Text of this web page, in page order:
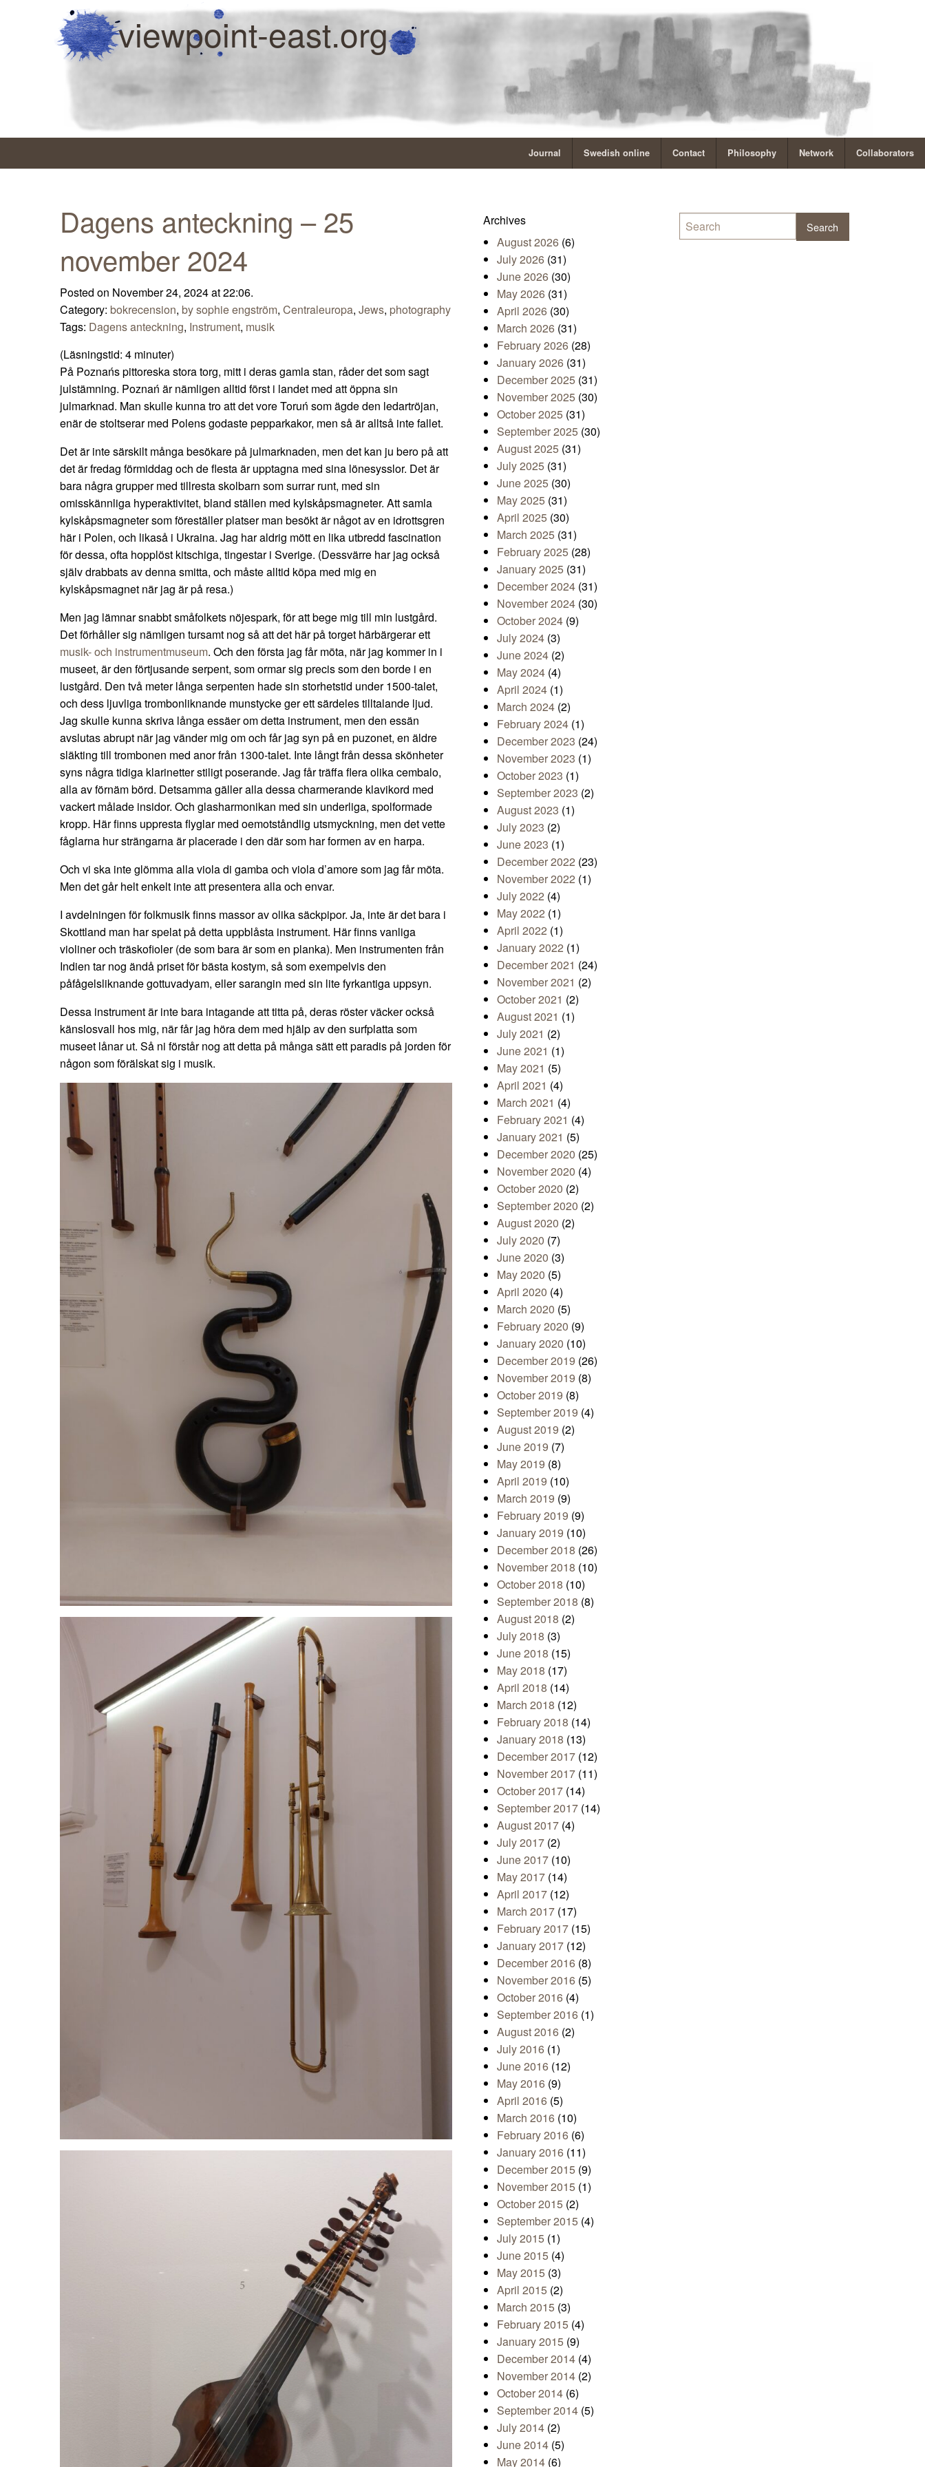
viewpoint-east.org
Journal Swedish online Contact Philosophy Network Collaborators
Dagens anteckning – 25
november 2024
Posted on November 24, 2024 at 22:06.
Category: bokrecension, by sophie engström, Centraleuropa, Jews, photography
Tags: Dagens anteckning, Instrument, musik
(Läsningstid: 4 minuter)
På Poznańs pittoreska stora torg, mitt i deras gamla stan, råder det som sagt
julstämning. Poznań är nämligen alltid först i landet med att öppna sin
julmarknad. Man skulle kunna tro att det vore Toruń som ägde den ledartröjan,
enär de stoltserar med Polens godaste pepparkakor, men så är alltså inte fallet.
Det är inte särskilt många besökare på julmarknaden, men det kan ju bero på att
det är fredag förmiddag och de flesta är upptagna med sina lönesysslor. Det är
bara några grupper med tillresta skolbarn som surrar runt, med sin
omisskännliga hyperaktivitet, bland ställen med kylskåpsmagneter. Att samla
kylskåpsmagneter som föreställer platser man besökt är något av en idrottsgren
här i Polen, och likaså i Ukraina. Jag har aldrig mött en lika utbredd fascination
för dessa, ofta hopplöst kitschiga, tingestar i Sverige. (Dessvärre har jag också
själv drabbats av denna smitta, och måste alltid köpa med mig en
kylskåpsmagnet när jag är på resa.)
Men jag lämnar snabbt småfolkets nöjespark, för att bege mig till min lustgård.
Det förhåller sig nämligen tursamt nog så att det här på torget härbärgerar ett
musik- och instrumentmuseum. Och den första jag får möta, när jag kommer in i
museet, är den förtjusande serpent, som ormar sig precis som den borde i en
lustgård. Den två meter långa serpenten hade sin storhetstid under 1500-talet,
och dess ljuvliga trombonliknande munstycke ger ett särdeles tilltalande ljud.
Jag skulle kunna skriva långa essäer om detta instrument, men den essän
avslutas abrupt när jag vänder mig om och får jag syn på en puzonet, en äldre
släkting till trombonen med anor från 1300-talet. Inte långt från dessa skönheter
syns några tidiga klarinetter stiligt poserande. Jag får träffa flera olika cembalo,
alla av förnäm börd. Detsamma gäller alla dessa charmerande klavikord med
vackert målade insidor. Och glasharmonikan med sin underliga, spolformade
kropp. Här finns uppresta flyglar med oemotståndlig utsmyckning, men det vette
fåglarna hur strängarna är placerade i den där som har formen av en harpa.
Och vi ska inte glömma alla viola di gamba och viola d’amore som jag får möta.
Men det går helt enkelt inte att presentera alla och envar.
I avdelningen för folkmusik finns massor av olika säckpipor. Ja, inte är det bara i
Skottland man har spelat på detta uppblåsta instrument. Här finns vanliga
violiner och träskofioler (de som bara är som en planka). Men instrumenten från
Indien tar nog ändå priset för bästa kostym, så som exempelvis den
påfågelsliknande gottuvadyam, eller sarangin med sin lite fyrkantiga uppsyn.
Dessa instrument är inte bara intagande att titta på, deras röster väcker också
känslosvall hos mig, när får jag höra dem med hjälp av den surfplatta som
museet lånar ut. Så ni förstår nog att detta på många sätt ett paradis på jorden för
någon som förälskat sig i musik.
Archives
August 2026 (6)
July 2026 (31)
June 2026 (30)
May 2026 (31)
April 2026 (30)
March 2026 (31)
February 2026 (28)
January 2026 (31)
December 2025 (31)
November 2025 (30)
October 2025 (31)
September 2025 (30)
August 2025 (31)
July 2025 (31)
June 2025 (30)
May 2025 (31)
April 2025 (30)
March 2025 (31)
February 2025 (28)
January 2025 (31)
December 2024 (31)
November 2024 (30)
October 2024 (9)
July 2024 (3)
June 2024 (2)
May 2024 (4)
April 2024 (1)
March 2024 (2)
February 2024 (1)
December 2023 (24)
November 2023 (1)
October 2023 (1)
September 2023 (2)
August 2023 (1)
July 2023 (2)
June 2023 (1)
December 2022 (23)
November 2022 (1)
July 2022 (4)
May 2022 (1)
April 2022 (1)
January 2022 (1)
December 2021 (24)
November 2021 (2)
October 2021 (2)
August 2021 (1)
July 2021 (2)
June 2021 (1)
May 2021 (5)
April 2021 (4)
March 2021 (4)
February 2021 (4)
January 2021 (5)
December 2020 (25)
November 2020 (4)
October 2020 (2)
September 2020 (2)
August 2020 (2)
July 2020 (7)
June 2020 (3)
May 2020 (5)
April 2020 (4)
March 2020 (5)
February 2020 (9)
January 2020 (10)
December 2019 (26)
November 2019 (8)
October 2019 (8)
September 2019 (4)
August 2019 (2)
June 2019 (7)
May 2019 (8)
April 2019 (10)
March 2019 (9)
February 2019 (9)
January 2019 (10)
December 2018 (26)
November 2018 (10)
October 2018 (10)
September 2018 (8)
August 2018 (2)
July 2018 (3)
June 2018 (15)
May 2018 (17)
April 2018 (14)
March 2018 (12)
February 2018 (14)
January 2018 (13)
December 2017 (12)
November 2017 (11)
October 2017 (14)
September 2017 (14)
August 2017 (4)
July 2017 (2)
June 2017 (10)
May 2017 (14)
April 2017 (12)
March 2017 (17)
February 2017 (15)
January 2017 (12)
December 2016 (8)
November 2016 (5)
October 2016 (4)
September 2016 (1)
August 2016 (2)
July 2016 (1)
June 2016 (12)
May 2016 (9)
April 2016 (5)
March 2016 (10)
February 2016 (6)
January 2016 (11)
December 2015 (9)
November 2015 (1)
October 2015 (2)
September 2015 (4)
July 2015 (1)
June 2015 (4)
May 2015 (3)
April 2015 (2)
March 2015 (3)
February 2015 (4)
January 2015 (9)
December 2014 (4)
November 2014 (2)
October 2014 (6)
September 2014 (5)
July 2014 (2)
June 2014 (5)
May 2014 (6)